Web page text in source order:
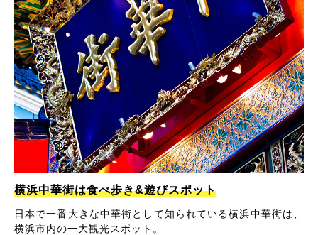
横浜中華街は食べ歩き&遊びスポット
日本で一番大きな中華街として知られている横浜中華街は、
横浜市内の一大観光スポット。